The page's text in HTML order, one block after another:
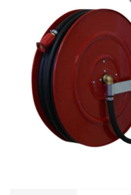
Dérouleur poste
Dérouleur pivotant pour
Revêtement thermolaqué
d'eau dans l'axe Tuyaux
incendie 16/24/19/27 mm
polyvalente Tuyau de
raccord Robinet coupe-